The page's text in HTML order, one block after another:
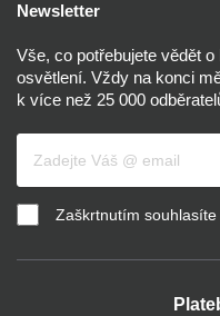
Newsletter
Vše, co potřebujete vědět
osvětlení. Vždy na konci
k více než 25 000
Zaškrtnutím souhlasíte